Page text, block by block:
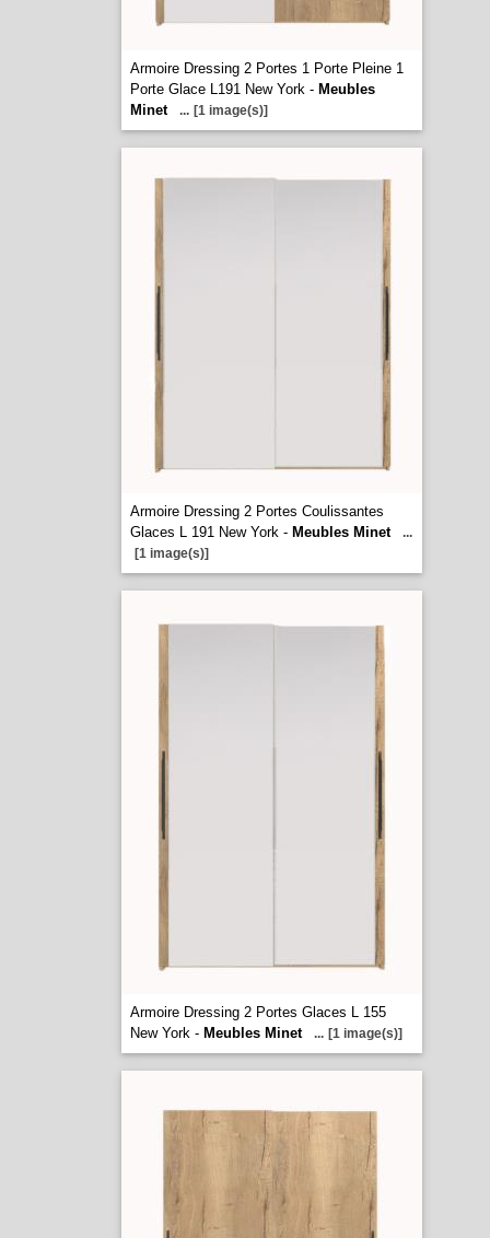
Armoire Dressing 2 Portes 1 Porte Pleine 1
Porte Glace L191 New York - Meubles
Minet
... [1 image(s)]
Armoire Dressing 2 Portes Coulissantes
Glaces L 191 New York - Meubles Minet
...
[1 image(s)]
Armoire Dressing 2 Portes Glaces L 155
New York - Meubles Minet ... [1 image(s)]